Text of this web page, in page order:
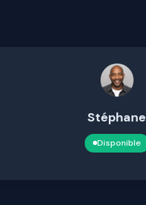
Stéphane
Disponible